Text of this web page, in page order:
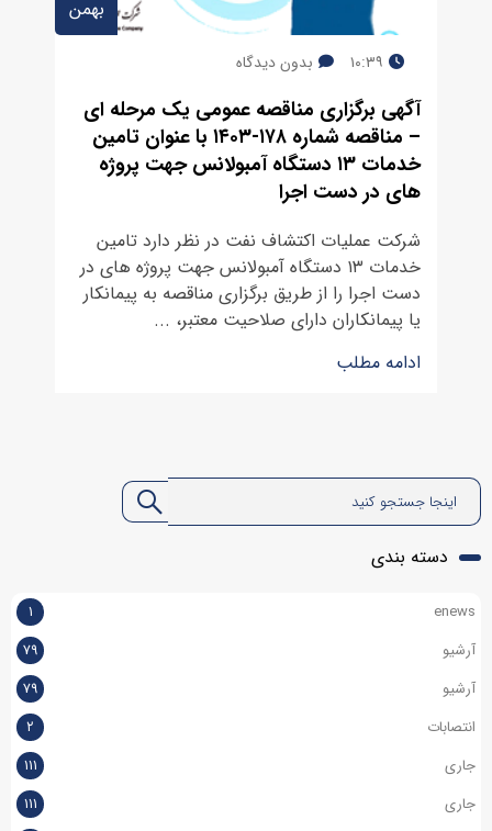
بهمن
۱۰:۳۹ بدون دیدگاه
آگهی برگزاری مناقصه عمومی یک مرحله ای
– مناقصه شماره ۱۷۸-۱۴۰۳ با عنوان تامین
خدمات ۱۳ دستگاه آمبولانس جهت پروژه
های در دست اجرا
شرکت عملیات اکتشاف نفت در نظر دارد تامین
خدمات ۱۳ دستگاه آمبولانس جهت پروژه های در
دست اجرا را از طریق برگزاری مناقصه به پیمانکار
یا پیمانکاران دارای صلاحیت معتبر، ...
ادامه مطلب
دسته بندی
enews
۱
آرشیو
۷۹
آرشیو
۷۹
انتصابات
۲
جاری
۱۱۱
جاری
۱۱۱